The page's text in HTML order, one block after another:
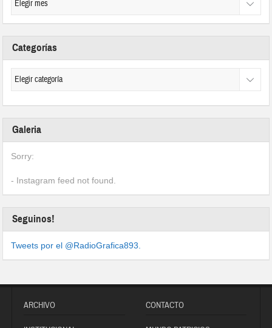
Categorías
Galeria
Sorry:
- Instagram feed not found.
Seguinos!
Tweets por el @RadioGrafica893.
ARCHIVO CONTACTO